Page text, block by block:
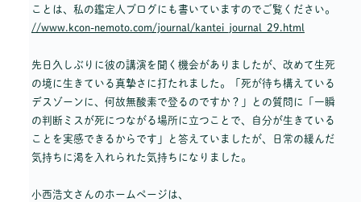
ことは、私の鑑定人ブログにも書いていますのでご覧ください。
//www.kcon-nemoto.com/journal/kantei_journal_29.html
先日久しぶりに彼の講演を聞く機会がありましたが、改めて生死
の境に生きている真摯さに打たれました。「死が待ち構えている
デスゾーンに、何故無酸素で登るのですか？」との質問に「一瞬
の判断ミスが死につながる場所に立つことで、自分が生きている
ことを実感できるからです」と答えていましたが、日常の緩んだ
気持ちに渇を入れられた気持ちになりました。
小西浩文さんのホームページは、